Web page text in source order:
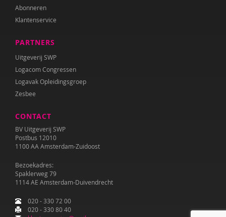
Abonneren
Klantenservice
PARTNERS
Uitgeverij SWP
Logacom Congressen
Logavak Opleidingsgroep
Zesbee
CONTACT
BV Uitgeverij SWP
Postbus 12010
1100 AA Amsterdam-Zuidoost
Bezoekadres:
Spaklerweg 79
1114 AE Amsterdam-Duivendrecht
020 - 330 72 00
020 - 330 80 40